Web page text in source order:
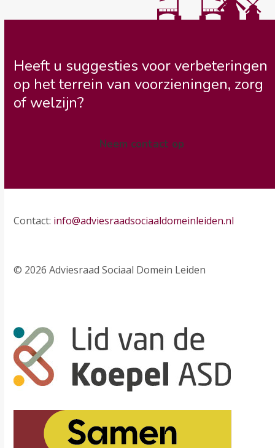
Heeft u suggesties voor verbeteringen
op het terrein van voorzieningen, zorg
of welzijn?
Neem contact op
Contact: info@adviesraadsociaaldomeinleiden.nl
© 2026 Adviesraad Sociaal Domein Leiden